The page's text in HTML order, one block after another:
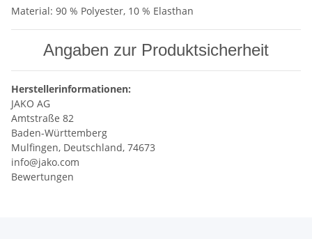
Material: 90 % Polyester, 10 % Elasthan
Angaben zur Produktsicherheit
Herstellerinformationen:
JAKO AG
Amtstraße 82
Baden-Württemberg
Mulfingen, Deutschland, 74673
info@jako.com
Bewertungen